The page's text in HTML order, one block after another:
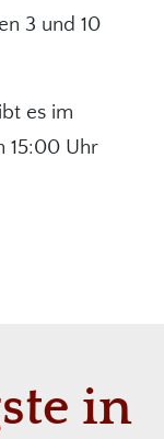
3 und 10
es im
15:00 Uhr
in